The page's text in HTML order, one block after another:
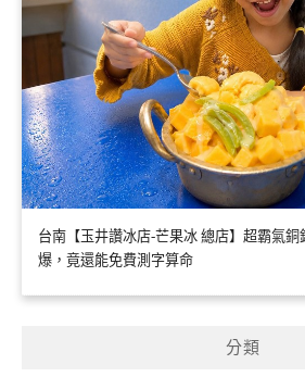
台南【玉井讚冰店-芒果冰 總店】超霸氣
爆，竟還能免費測字算命
分類